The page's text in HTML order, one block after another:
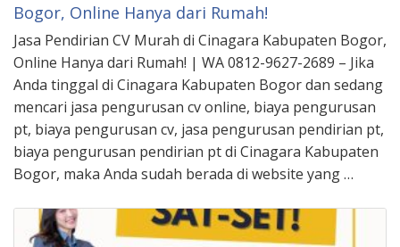
Bogor, Online Hanya dari Rumah!
Jasa Pendirian CV Murah di Cinagara Kabupaten Bogor,
Online Hanya dari Rumah! | WA 0812-9627-2689 – Jika
Anda tinggal di Cinagara Kabupaten Bogor dan sedang
mencari jasa pengurusan cv online, biaya pengurusan
pt, biaya pengurusan cv, jasa pengurusan pendirian pt,
biaya pengurusan pendirian pt di Cinagara Kabupaten
Bogor, maka Anda sudah berada di website yang …